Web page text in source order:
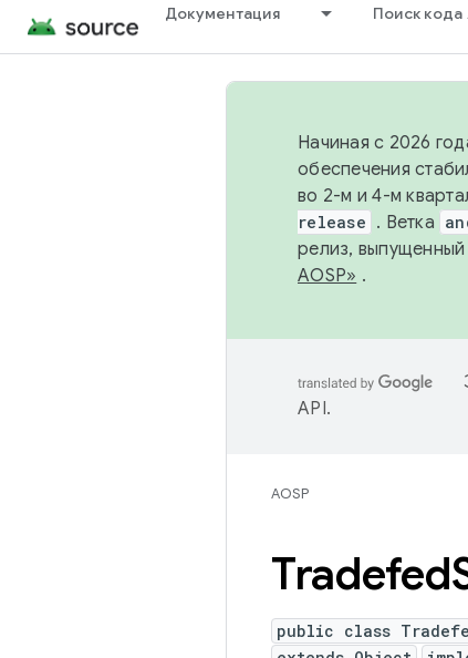
Документация Поиск
Начиная с 2026
обеспечения
во 2-м и 4-м
release . Ветка
релиз,
AOSP» .
API.
AOSP
Tradefed
public class